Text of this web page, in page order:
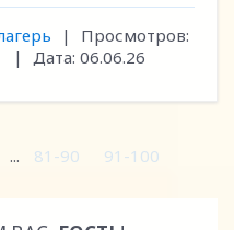
|
Просмотров:
| Дата: 06.06.26
... 81-90 91-100